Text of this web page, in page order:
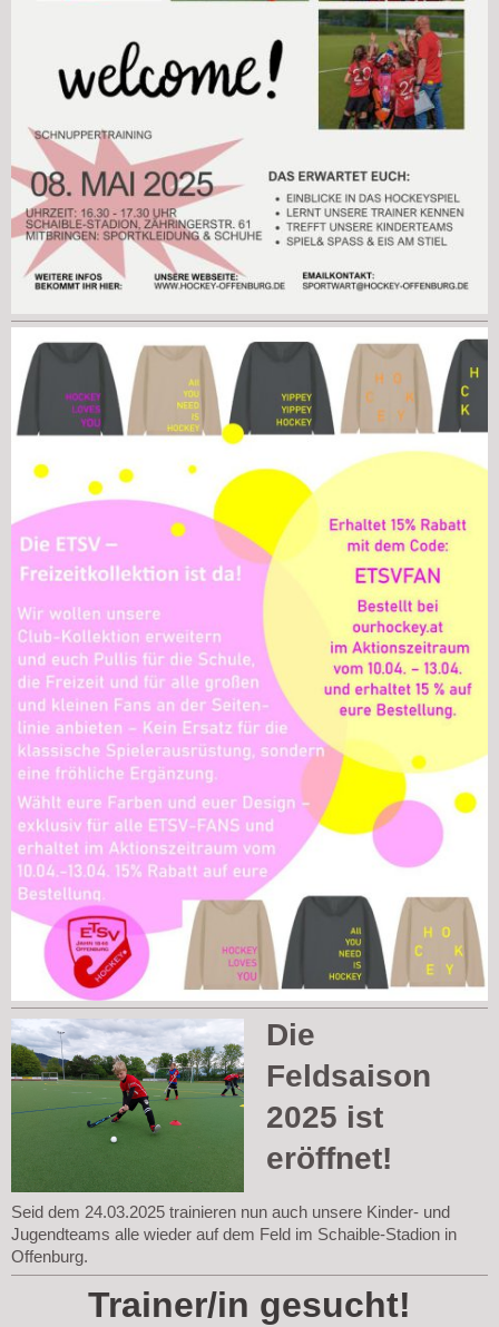
Die
Feldsaison
2025 ist
eröffnet!
Seid dem 24.03.2025 trainieren nun auch unsere Kinder- und
Jugendteams alle wieder auf dem Feld im Schaible-Stadion in
Offenburg.
Trainer/in gesucht!